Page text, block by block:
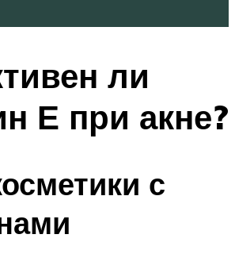
ли
Е при акне?
с